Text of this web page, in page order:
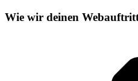
Wie wir deinen